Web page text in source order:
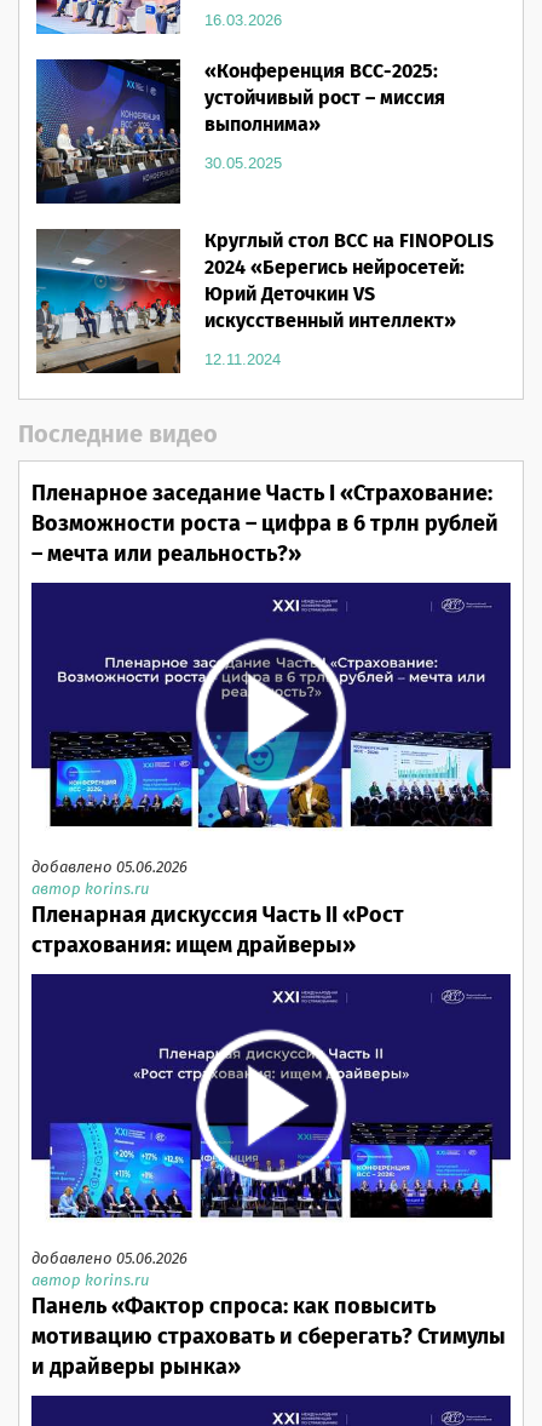
16.03.2026
«Конференция ВСС-2025:
устойчивый рост – миссия
выполнима»
30.05.2025
Круглый стол ВСС на FINOPOLIS
2024 «Берегись нейросетей:
Юрий Деточкин VS
искусственный интеллект»
12.11.2024
Последние видео
Пленарное заседание Часть I «Страхование:
Возможности роста – цифра в 6 трлн рублей
– мечта или реальность?»
добавлено 05.06.2026
автор korins.ru
Пленарная дискуссия Часть II «Рост
страхования: ищем драйверы»
добавлено 05.06.2026
автор korins.ru
Панель «Фактор спроса: как повысить
мотивацию страховать и сберегать? Стимулы
и драйверы рынка»